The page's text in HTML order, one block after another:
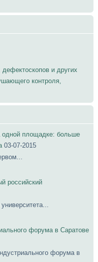
и других
контроля,
площадке: больше
03-07-2015
российский
форума в Саратове
форума в